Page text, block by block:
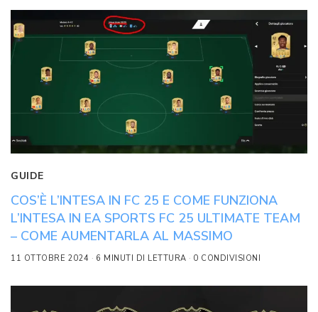
GUIDE
COS’È L’INTESA IN FC 25 E COME FUNZIONA
L’INTESA IN EA SPORTS FC 25 ULTIMATE TEAM
– COME AUMENTARLA AL MASSIMO
11 OTTOBRE 2024 6 MINUTI DI LETTURA 0 CONDIVISIONI